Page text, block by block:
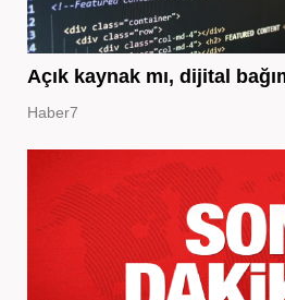
Açık kaynak mı, dijital
Haber7